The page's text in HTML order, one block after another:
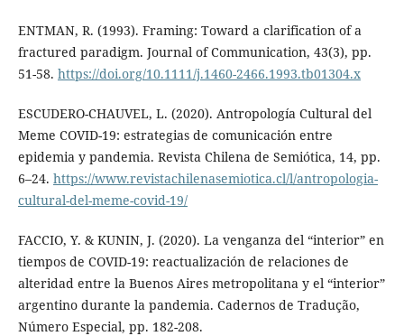
ENTMAN, R. (1993). Framing: Toward a clarification of a
fractured paradigm. Journal of Communication, 43(3), pp.
51-58. https://doi.org/10.1111/j.1460-2466.1993.tb01304.x
ESCUDERO-CHAUVEL, L. (2020). Antropología Cultural del
Meme COVID-19: estrategias de comunicación entre
epidemia y pandemia. Revista Chilena de Semiótica, 14, pp.
6–24. https://www.revistachilenasemiotica.cl/l/antropologia-
cultural-del-meme-covid-19/
FACCIO, Y. & KUNIN, J. (2020). La venganza del “interior” en
tiempos de COVID-19: reactualización de relaciones de
alteridad entre la Buenos Aires metropolitana y el “interior”
argentino durante la pandemia. Cadernos de Tradução,
Número Especial, pp. 182-208.